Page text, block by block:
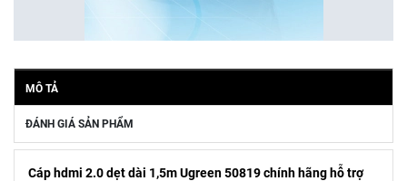
MÔ TẢ
ĐÁNH GIÁ SẢN PHẨM
Cáp hdmi 2.0 dẹt dài 1,5m Ugreen 50819 chính hãng hỗ trợ